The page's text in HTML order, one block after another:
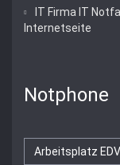
IT Firma IT
Internetseite
Notphone
Arbeitsplatz EDV